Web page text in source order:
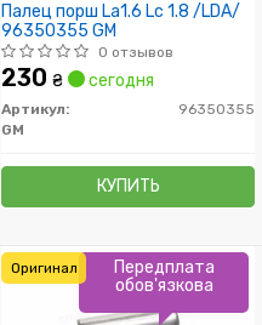
Палец порш La1.6 Lc 1.8 /LDA/
96350355 GM
0 отзывов
230 ₴ сегодня
Артикул:
96350355
GM
КУПИТЬ
Передплата
обов'язкова
Оригинал